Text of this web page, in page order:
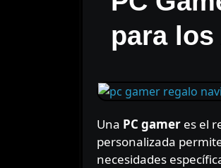
para
Una PC gamer es el
personalizada
necesidades